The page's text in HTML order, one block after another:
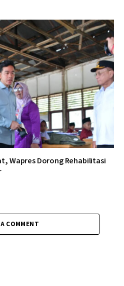
Wapres Dorong Rehabilitasi
COMMENT